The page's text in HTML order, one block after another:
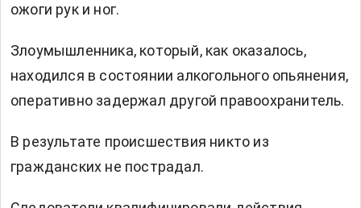
ожоги рук и ног.
Злоумышленника, который, как оказалось,
находился в состоянии алкогольного опьянения,
оперативно задержал другой правоохранитель.
В результате происшествия никто из
гражданских не пострадал.